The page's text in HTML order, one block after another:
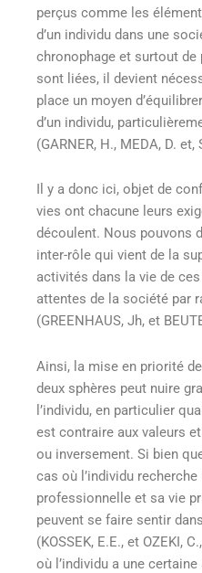
perçus comme les
d’un individu dans une
chronophage et surtout
sont liées, il devient
place un moyen
d’un individu,
(GARNER, H., MEDA, D. et,
Il y a donc ici, objet de
vies ont chacune leurs
découlent. Nous pouvons
inter-rôle qui vient de la
activités dans la vie de
attentes de la société par
(GREENHAUS, Jh, et
Ainsi, la mise en priorité de
deux sphères peut nuire
l’individu, en particulier
est contraire aux valeurs
ou inversement. Si bien
cas où l’individu
professionnelle et sa vie
peuvent se faire sentir
(KOSSEK, E.E., et OZEKI,
où l’individu a une